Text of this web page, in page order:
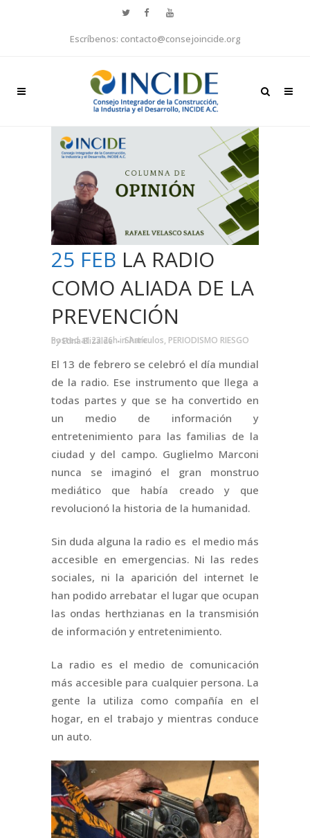
Escríbenos: contacto@consejoincide.org
25 FEB LA RADIO
COMO ALIADA DE LA
PREVENCIÓN
Posted at 23:26hinArtículos, PERIODISMO RIESGO
byEdna Elizalde Share
El 13 de febrero se celebró el día mundial
de la radio. Ese instrumento que llega a
todas partes y que se ha convertido en
un medio de información y
entretenimiento para las familias de la
ciudad y del campo. Guglielmo Marconi
nunca se imaginó el gran monstruo
mediático que había creado y que
revolucionó la historia de la humanidad.
Sin duda alguna la radio es el medio más
accesible en emergencias. Ni las redes
sociales, ni la aparición del internet le
han podido arrebatar el lugar que ocupan
las ondas herthzianas en la transmisión
de información y entretenimiento.
La radio es el medio de comunicación
más accesible para cualquier persona. La
gente la utiliza como compañía en el
hogar, en el trabajo y mientras conduce
un auto.